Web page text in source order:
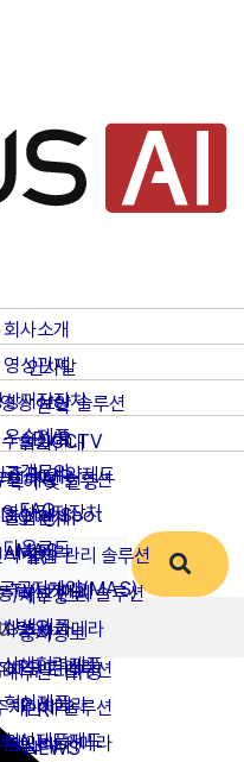
회사소개
인사말
연혁
위치안내
특허 및 인증
CI
IR
재무정보
공시정보
내부관리규정
PR
NEWS
영상관제
상 보안 솔루션
수술실CCTV
인매장 솔루션
출입관제
출입 관리 솔루션
/하원 관리 솔루션
주차
차유도 솔루션
차관제 솔루션
모빌리티
저장장치
DVR
NVR
Digital Spot
AI카메라
TVI 카메라
차량용 카메라
LPR 카메라
IP 카메라
체인식 카메라
우수제품
증 및 계약제도
영상감지장치
MAS
급자계약(MAS)
상생제품
상생협력제품
혁신제품
혁신제품제도
고객문의
FAQ
다운로드